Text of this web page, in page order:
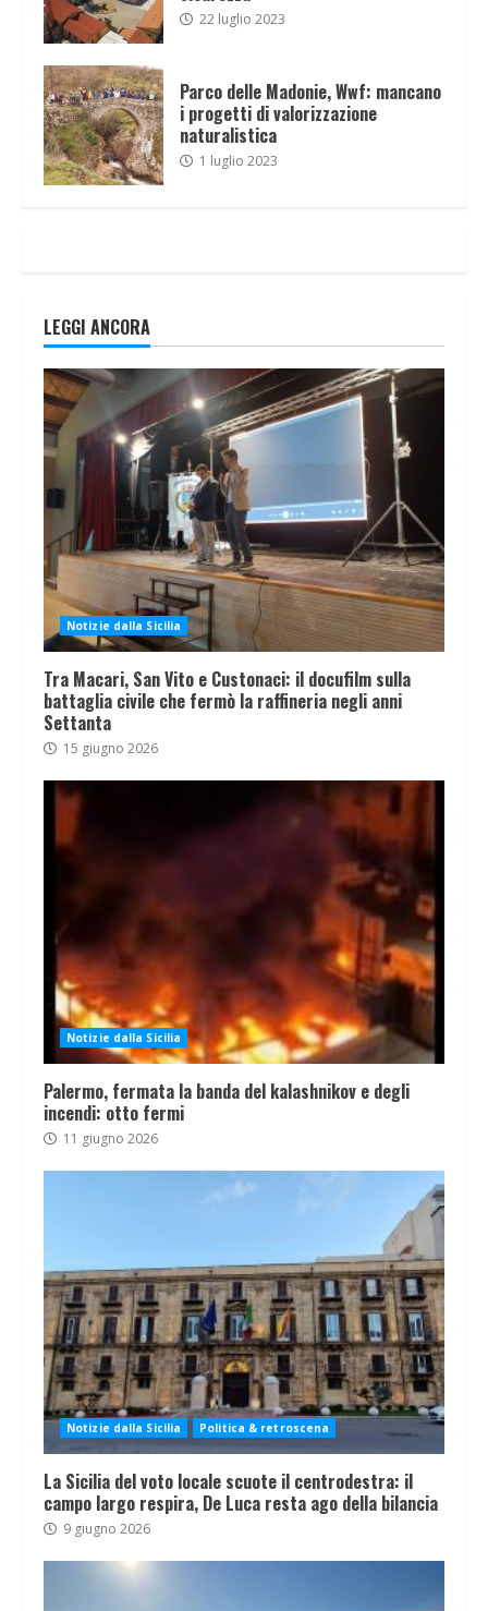
22 luglio 2023
Parco delle Madonie, Wwf: mancano
i progetti di valorizzazione
naturalistica
1 luglio 2023
LEGGI ANCORA
Notizie dalla Sicilia
Tra Macari, San Vito e Custonaci: il docufilm sulla
battaglia civile che fermò la raffineria negli anni
Settanta
15 giugno 2026
Notizie dalla Sicilia
Palermo, fermata la banda del kalashnikov e degli
incendi: otto fermi
11 giugno 2026
Notizie dalla Sicilia Politica & retroscena
La Sicilia del voto locale scuote il centrodestra: il
campo largo respira, De Luca resta ago della bilancia
9 giugno 2026